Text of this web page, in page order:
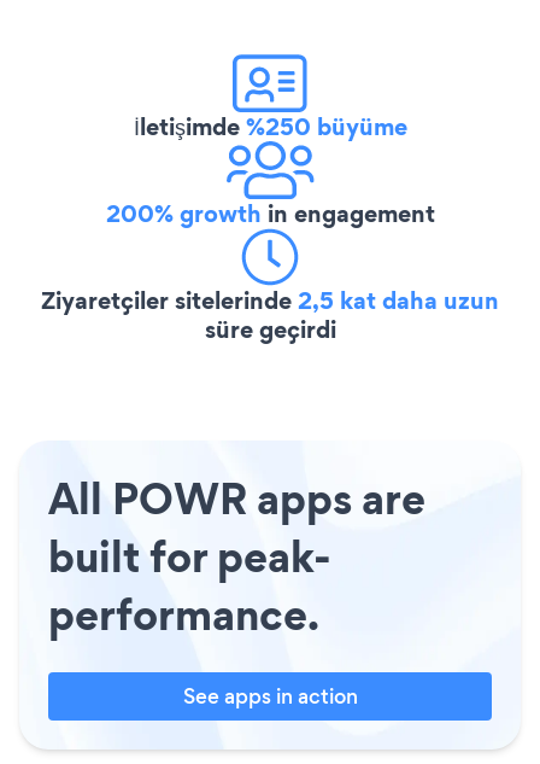
İletişimde%250 büyüme
200% growth in engagement
Ziyaretçiler sitelerinde2,5 kat daha uzun
süre geçirdi
All POWR apps are
built for peak-
performance.
See apps in action